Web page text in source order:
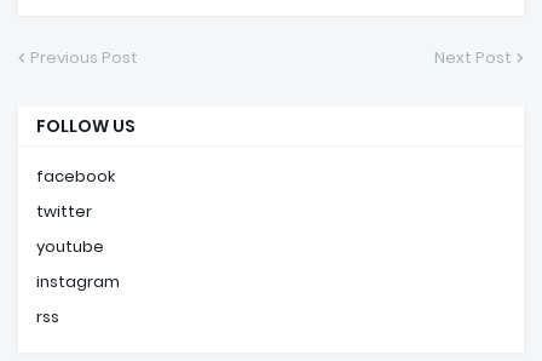
Previous Post Next Post
FOLLOW US
facebook
twitter
youtube
instagram
rss